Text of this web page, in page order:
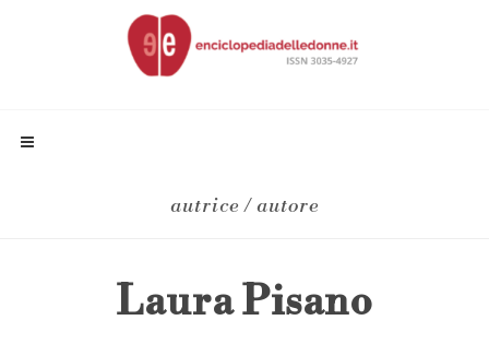
autrice / autore
Laura Pisano